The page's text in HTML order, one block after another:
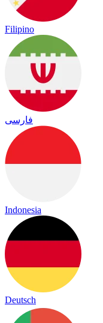
Filipino
فارسی
Indonesia
Deutsch